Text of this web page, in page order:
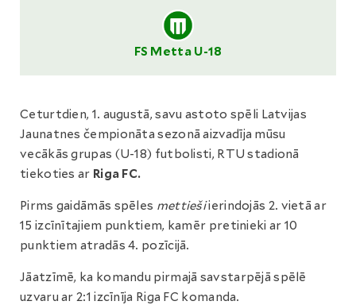
FS Metta U-18
Ceturtdien, 1. augustā, savu astoto spēli Latvijas
Jaunatnes čempionāta sezonā aizvadīja mūsu
vecākās grupas (U-18) futbolisti, RTU stadionā
tiekoties ar Riga FC.
Pirms gaidāmās spēles mettiešiierindojās 2. vietā ar
15 izcīnītajiem punktiem, kamēr pretinieki ar 10
punktiem atradās 4. pozīcijā.
Jāatzīmē, ka komandu pirmajā savstarpējā spēlē
uzvaru ar 2:1 izcīnīja Riga FC komanda.